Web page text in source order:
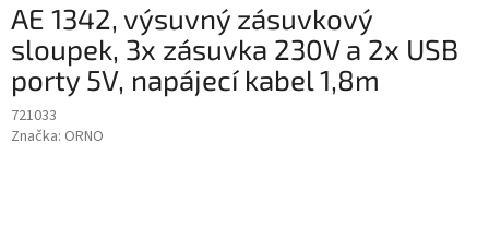
AE 1342, výsuvný zásuvkový
sloupek, 3x zásuvka 230V a 2x USB
porty 5V, napájecí kabel 1,8m
721033
Značka: ORNO